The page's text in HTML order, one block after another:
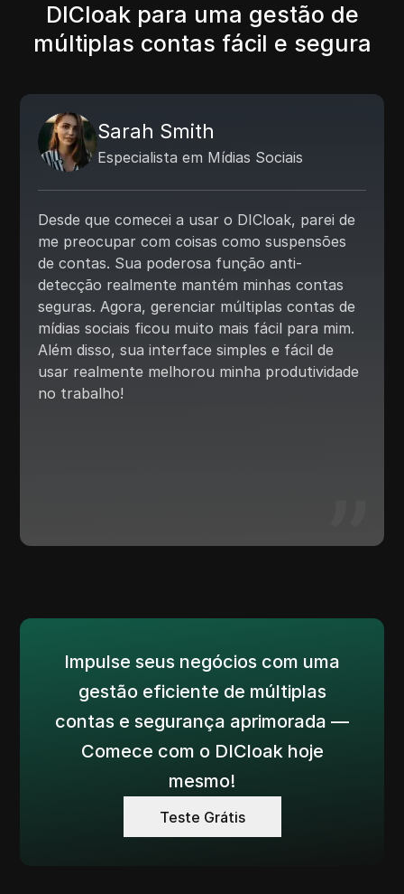
DICloak para uma gestão de
múltiplas contas fácil e segura
Sarah Smith
Especialista em Mídias Sociais
Desde que comecei a usar o DICloak, parei de
me preocupar com coisas como suspensões
de contas. Sua poderosa função anti-
detecção realmente mantém minhas contas
seguras. Agora, gerenciar múltiplas contas de
mídias sociais ficou muito mais fácil para mim.
Além disso, sua interface simples e fácil de
usar realmente melhorou minha produtividade
no trabalho!
Impulse seus negócios com uma
gestão eficiente de múltiplas
contas e segurança aprimorada —
Comece com o DICloak hoje
mesmo!
Teste Grátis